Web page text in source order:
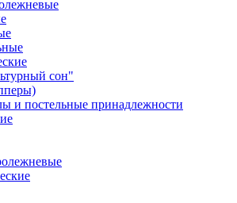
сон"
и постельные принадлежности